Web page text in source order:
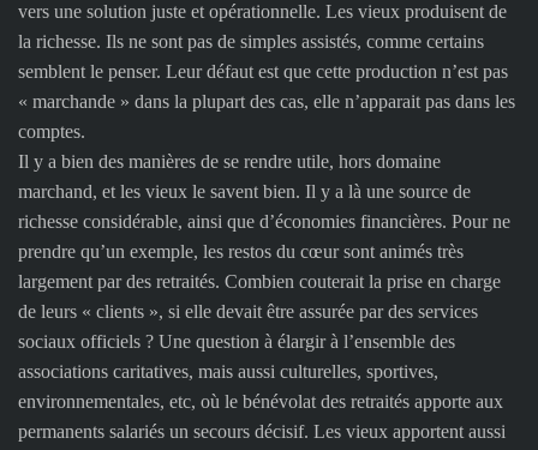
vers une solution juste et opérationnelle. Les vieux produisent de
la richesse. Ils ne sont pas de simples assistés, comme certains
semblent le penser. Leur défaut est que cette production n’est pas
« marchande » dans la plupart des cas, elle n’apparait pas dans les
comptes.
Il y a bien des manières de se rendre utile, hors domaine
marchand, et les vieux le savent bien. Il y a là une source de
richesse considérable, ainsi que d’économies financières. Pour ne
prendre qu’un exemple, les restos du cœur sont animés très
largement par des retraités. Combien couterait la prise en charge
de leurs « clients », si elle devait être assurée par des services
sociaux officiels ? Une question à élargir à l’ensemble des
associations caritatives, mais aussi culturelles, sportives,
environnementales, etc, où le bénévolat des retraités apporte aux
permanents salariés un secours décisif. Les vieux apportent aussi